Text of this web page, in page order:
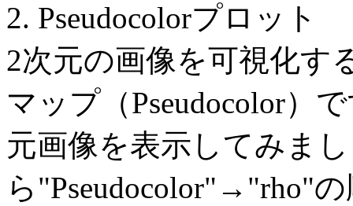
2. Pseudocolorプロット
2次元の画像を可視化す
マップ（Pseudocolor）
元画像を表示してみま
ら"Pseudocolor"→"rho"